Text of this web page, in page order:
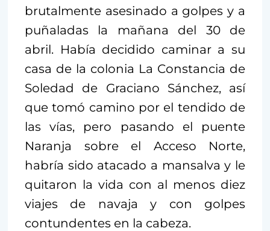
brutalmente asesinado a golpes y a
puñaladas la mañana del 30 de
abril. Había decidido caminar a su
casa de la colonia La Constancia de
Soledad de Graciano Sánchez, así
que tomó camino por el tendido de
las vías, pero pasando el puente
Naranja sobre el Acceso Norte,
habría sido atacado a mansalva y le
quitaron la vida con al menos diez
viajes de navaja y con golpes
contundentes en la cabeza.